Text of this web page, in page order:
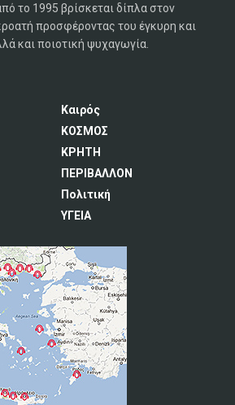
το 1995 βρίσκεται δίπλα στον
προσφέροντας του έγκυρη και
και ποιοτική ψυχαγωγία.
Καιρός
ΚΟΣΜΟΣ
ΚΡΗΤΗ
ΠΕΡΙΒΑΛΛΟΝ
Πολιτική
ΥΓΕΙΑ